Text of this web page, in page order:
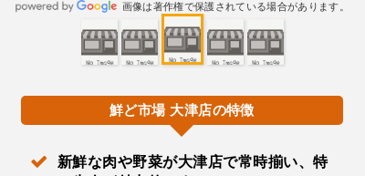
画像は著作権で保護されている場合があります。
鮮ど市場 大津店の特徴
新鮮な肉や野菜が大津店で常時揃い、特